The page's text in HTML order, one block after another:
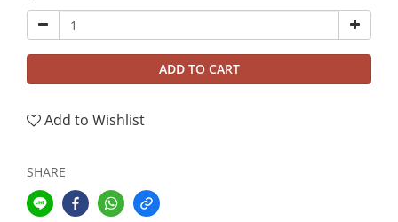
ADD TO CART
Add to Wishlist
SHARE